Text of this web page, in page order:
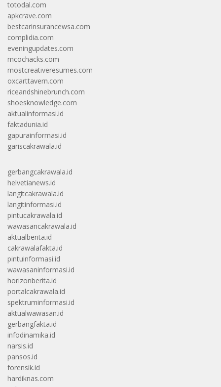
totodal.com
apkcrave.com
bestcarinsurancewsa.com
complidia.com
eveningupdates.com
mcochacks.com
mostcreativeresumes.com
oxcarttavern.com
riceandshinebrunch.com
shoesknowledge.com
aktualinformasi.id
faktadunia.id
gapurainformasi.id
gariscakrawala.id
gerbangcakrawala.id
helvetianews.id
langitcakrawala.id
langitinformasi.id
pintucakrawala.id
wawasancakrawala.id
aktualberita.id
cakrawalafakta.id
pintuinformasi.id
wawasaninformasi.id
horizonberita.id
portalcakrawala.id
spektruminformasi.id
aktualwawasan.id
gerbangfakta.id
infodinamika.id
narsis.id
pansos.id
forensik.id
hardiknas.com